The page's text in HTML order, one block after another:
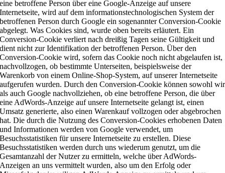
eine betroffene Person über eine Google-Anzeige auf unsere
Internetseite, wird auf dem informationstechnologischen System der
betroffenen Person durch Google ein sogenannter Conversion-Cookie
abgelegt. Was Cookies sind, wurde oben bereits erläutert. Ein
Conversion-Cookie verliert nach dreißig Tagen seine Gültigkeit und
dient nicht zur Identifikation der betroffenen Person. Über den
Conversion-Cookie wird, sofern das Cookie noch nicht abgelaufen ist,
nachvollzogen, ob bestimmte Unterseiten, beispielsweise der
Warenkorb von einem Online-Shop-System, auf unserer Internetseite
aufgerufen wurden. Durch den Conversion-Cookie können sowohl wir
als auch Google nachvollziehen, ob eine betroffene Person, die über
eine AdWords-Anzeige auf unsere Internetseite gelangt ist, einen
Umsatz generierte, also einen Warenkauf vollzogen oder abgebrochen
hat. Die durch die Nutzung des Conversion-Cookies erhobenen Daten
und Informationen werden von Google verwendet, um
Besuchsstatistiken für unsere Internetseite zu erstellen. Diese
Besuchsstatistiken werden durch uns wiederum genutzt, um die
Gesamtanzahl der Nutzer zu ermitteln, welche über AdWords-
Anzeigen an uns vermittelt wurden, also um den Erfolg oder